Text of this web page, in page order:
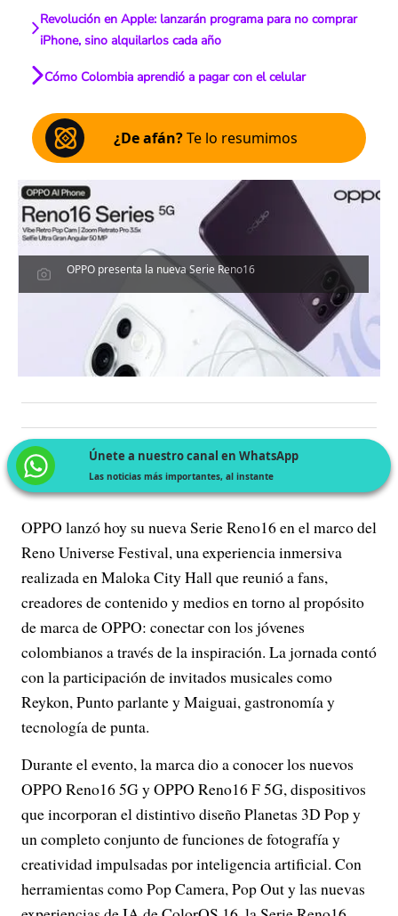
Revolución en Apple: lanzarán programa para no comprar
iPhone, sino alquilarlos cada año
Cómo Colombia aprendió a pagar con el celular
¿De afán?Te lo resumimos
OPPO presenta la nueva Serie Reno16
Únete a nuestro canal en WhatsApp
Las noticias más importantes, al instante
OPPO lanzó hoy su nueva Serie Reno16 en el marco del
Reno Universe Festival, una experiencia inmersiva
realizada en Maloka City Hall que reunió a fans,
creadores de contenido y medios en torno al propósito
de marca de OPPO: conectar con los jóvenes
colombianos a través de la inspiración. La jornada contó
con la participación de invitados musicales como
Reykon, Punto parlante y Maiguai, gastronomía y
tecnología de punta.
Durante el evento, la marca dio a conocer los nuevos
OPPO Reno16 5G y OPPO Reno16 F 5G, dispositivos
que incorporan el distintivo diseño Planetas 3D Pop y
un completo conjunto de funciones de fotografía y
creatividad impulsadas por inteligencia artificial. Con
herramientas como Pop Camera, Pop Out y las nuevas